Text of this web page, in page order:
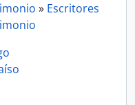
» Escritores